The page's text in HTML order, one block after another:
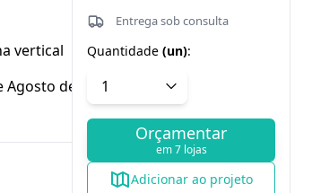
vertical
de 2006) – Lei
Entrega sob consulta
Quantidade (un):
Orçamentar
em 7 lojas
Adicionar ao projeto